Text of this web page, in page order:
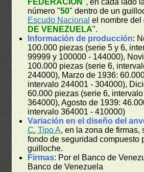
FEDERACION", en cada lado
número "50" dentro de un
Escudo Nacional el nombre del
DE VENEZUELA".
Información de producción:
100.000 piezas (serie 5 y 6,
99999 y 100000 - 144000),
100.000 piezas (serie 6,
244000), Marzo de 1936:
intervalo 244001 - 304000),
60.000 piezas (serie 6,
364000), Agosto de 1939:
intervalo 364001 - 410000)
Variación en el diseño del
C,Tipo A, en la zona de firmas,
fondo de seguridad compuesto
guilloche.
Firmas: Por el Banco de
Banco de Venezuela